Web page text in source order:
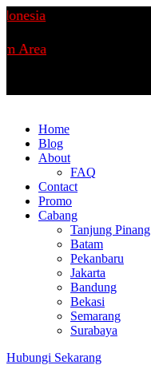
Home
Blog
About
FAQ
Contact
Promo
Cabang
Tanjung Pinang
Batam
Pekanbaru
Jakarta
Bandung
Bekasi
Semarang
Surabaya
Hubungi Sekarang